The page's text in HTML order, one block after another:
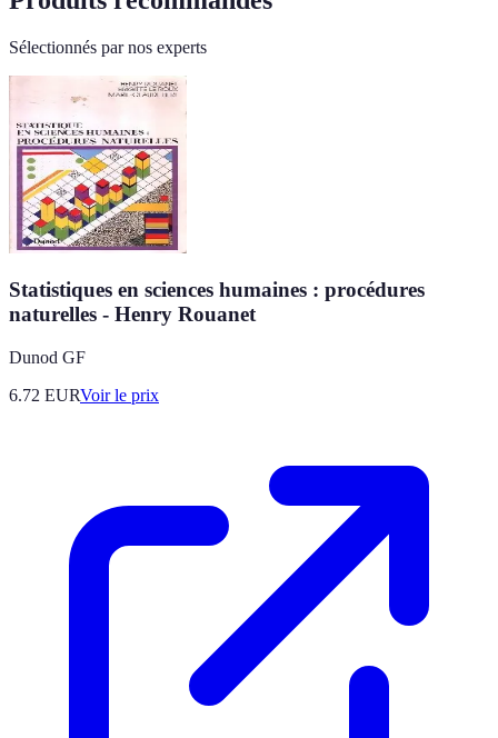
Sélectionnés par nos experts
Statistiques en sciences humaines : procédures
naturelles - Henry Rouanet
Dunod GF
6.72 EURVoir le prix